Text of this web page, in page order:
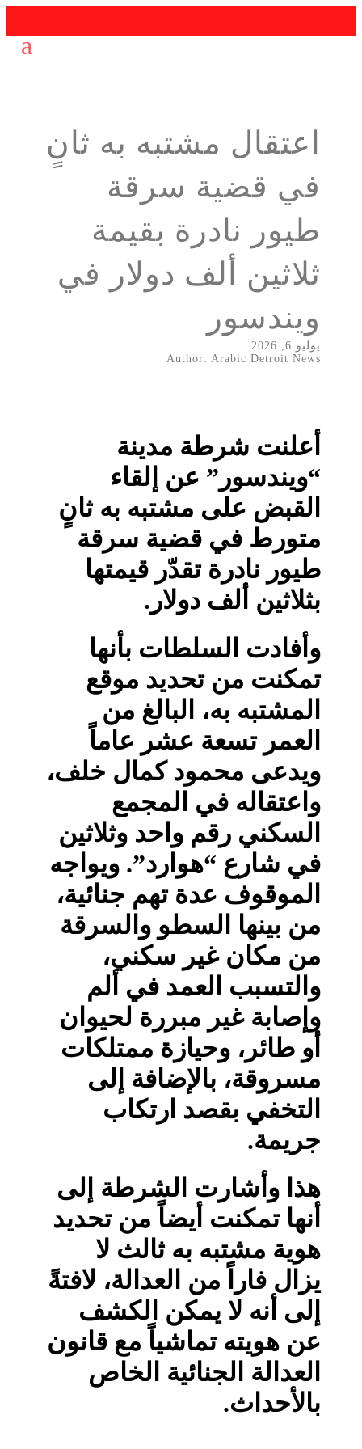
اعتقال مشتبه به ثانٍ
في قضية سرقة
طيور نادرة بقيمة
ثلاثين ألف دولار في
ويندسور
يوليو 6, 2026
Author: Arabic Detroit News
أعلنت شرطة مدينة
“ويندسور” عن إلقاء
القبض على مشتبه به ثانٍ
متورط في قضية سرقة
طيور نادرة تقدّر قيمتها
بثلاثين ألف دولار.
وأفادت السلطات بأنها
تمكنت من تحديد موقع
المشتبه به، البالغ من
العمر تسعة عشر عاماً
ويدعى محمود كمال خلف،
واعتقاله في المجمع
السكني رقم واحد وثلاثين
في شارع “هوارد”. ويواجه
الموقوف عدة تهم جنائية،
من بينها السطو والسرقة
من مكان غير سكني،
والتسبب العمد في ألم
وإصابة غير مبررة لحيوان
أو طائر، وحيازة ممتلكات
مسروقة، بالإضافة إلى
التخفي بقصد ارتكاب
جريمة.
هذا وأشارت الشرطة إلى
أنها تمكنت أيضاً من تحديد
هوية مشتبه به ثالث لا
يزال فاراً من العدالة، لافتةً
إلى أنه لا يمكن الكشف
عن هويته تماشياً مع قانون
العدالة الجنائية الخاص
بالأحداث.